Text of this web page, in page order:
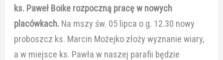
ks. Paweł Boike rozpoczną pracę w nowych
placówkach. Na mszy św. 05 lipca o g. 12.30 nowy
proboszcz ks. Marcin Możejko złoży wyznanie wiary,
a w miejsce ks. Pawła w naszej parafii będzie